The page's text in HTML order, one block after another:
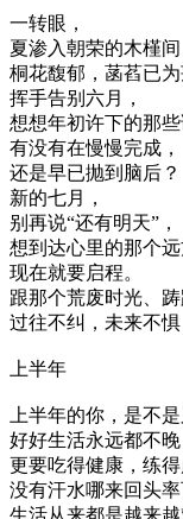
一转眼，
夏渗入朝荣的木槿间
桐花馥郁，菡萏已为
挥手告别六月，
想想年初许下的那些
有没有在慢慢完成，
还是早已抛到脑后？
新的七月，
别再说“还有明天”，
想到达心里的那个远
现在就要启程。
跟那个荒废时光、
过往不纠，未来不惧
上半年
上半年的你，是不
好好生活永远都不晚
更要吃得健康，练得
没有汗水哪来回头
生活从来都是越来越